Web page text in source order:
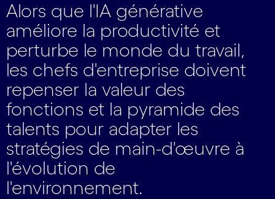
Alors que l'IA générative
améliore la productivité et
perturbe le monde du travail,
les chefs d'entreprise doivent
repenser la valeur des
fonctions et la pyramide des
talents pour adapter les
stratégies de main-d'œuvre à
l'évolution de
l'environnement.